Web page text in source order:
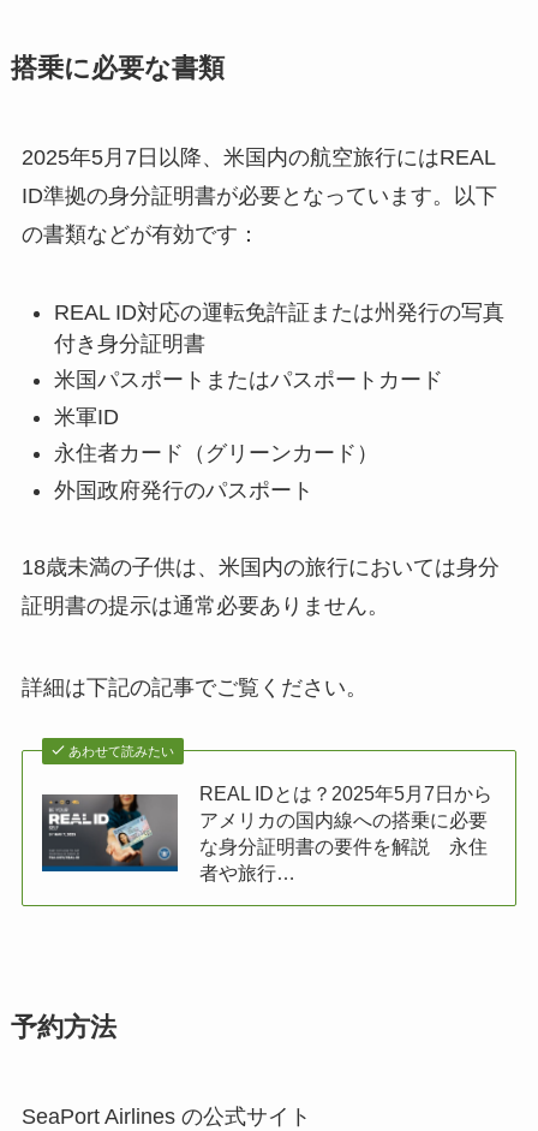
搭乗に必要な書類
2025年5月7日以降、米国内の航空旅行にはREAL
ID準拠の身分証明書が必要となっています。以下
の書類などが有効です：
REAL ID対応の運転免許証または州発行の写真
付き身分証明書
米国パスポートまたはパスポートカード
米軍ID
永住者カード（グリーンカード）
外国政府発行のパスポート
18歳未満の子供は、米国内の旅行においては身分
証明書の提示は通常必要ありません。
詳細は下記の記事でご覧ください。
あわせて読みたい
REAL IDとは？2025年5月7日から
アメリカの国内線への搭乗に必要
な身分証明書の要件を解説 永住
者や旅行…
予約方法
SeaPort Airlines の公式サイト